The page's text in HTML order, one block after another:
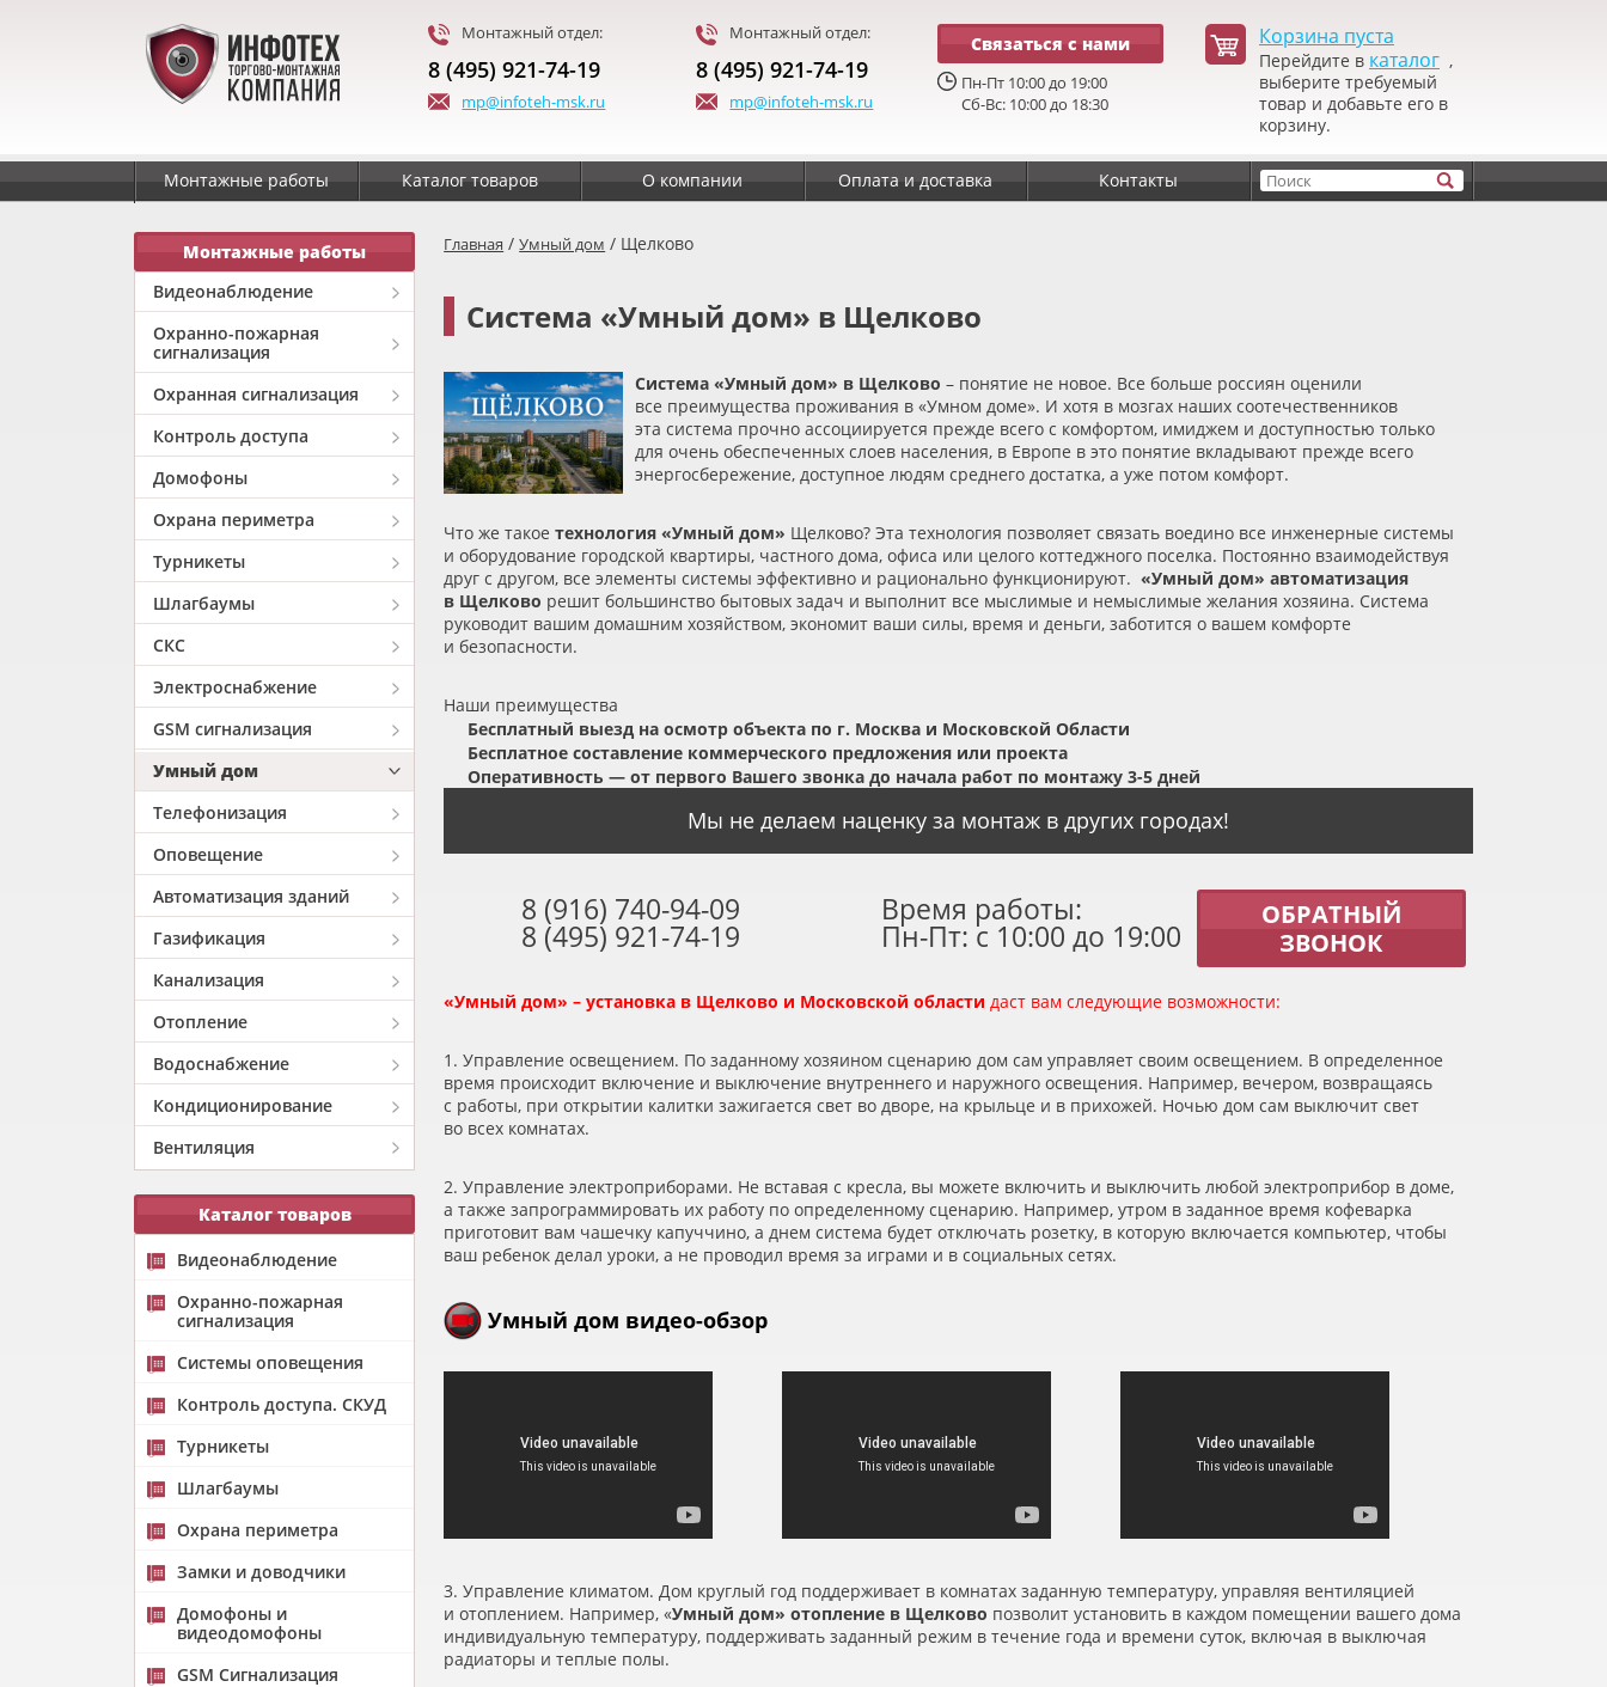
Монтажный отдел:
8 (495) 921-74-19
mp@infoteh-msk.ru
Монтажный отдел:
8 (495) 921-74-19
mp@infoteh-msk.ru
Связаться с нами
Пн-Пт 10:00 до 19:00
Сб-Вс: 10:00 до 18:30
Корзина пуста
Перейдите в каталог ,
выберите требуемый
товар и добавьте его в
корзину.
Монтажные работы Каталог товаров О компании Оплата и доставка Контакты
Монтажные работы
Видеонаблюдение
Охранно-пожарная
сигнализация
Охранная сигнализация
Контроль доступа
Домофоны
Охрана периметра
Турникеты
Шлагбаумы
СКС
Электроснабжение
GSM сигнализация
Умный дом
Телефонизация
Оповещение
Автоматизация зданий
Газификация
Канализация
Отопление
Водоснабжение
Кондиционирование
Вентиляция
Каталог товаров
Видеонаблюдение
Охранно-пожарная
сигнализация
Системы оповещения
Контроль доступа. СКУД
Турникеты
Шлагбаумы
Охрана периметра
Замки и доводчики
Домофоны и
видеодомофоны
GSM Сигнализация
Главная /Умный дом / Щелково
Система «Умный дом» в Щелково
Система «Умный дом» в Щелково– понятие не новое. Все больше россиян оценили
все преимущества проживания в «Умном доме». И хотя в мозгах наших соотечественников
эта система прочно ассоциируется прежде всего с комфортом, имиджем и доступностью только
для очень обеспеченных слоев населения, в Европе в это понятие вкладывают прежде всего
энергосбережение, доступное людям среднего достатка, а уже потом комфорт.
Что же такоетехнология «Умный дом» Щелково? Эта технология позволяет связать воедино все инженерные системы
и оборудование городской квартиры, частного дома, офиса или целого коттеджного поселка. Постоянно взаимодействуя
друг с другом, все элементы системы эффективно и рационально функционируют. «Умный дом» автоматизация
в Щелково решит большинство бытовых задач и выполнит все мыслимые и немыслимые желания хозяина. Система
руководит вашим домашним хозяйством, экономит ваши силы, время и деньги, заботится о вашем комфорте
и безопасности.
Наши преимущества
Бесплатный выезд на осмотр объекта по г. Москва и Московской Области
Бесплатное составление коммерческого предложения или проекта
Оперативность — от первого Вашего звонка до начала работ по монтажу 3-5 дней
Мы не делаем наценку за монтаж в других городах!
8 (916) 740-94-09
8 (495) 921-74-19
Время работы:
Пн-Пт: с 10:00 до 19:00
ОБРАТНЫЙ
ЗВОНОК
«Умный дом» – установка в Щелково и Московской области даст вам следующие возможности:
1. Управление освещением. По заданному хозяином сценарию дом сам управляет своим освещением. В определенное
время происходит включение и выключение внутреннего и наружного освещения. Например, вечером, возвращаясь
с работы, при открытии калитки зажигается свет во дворе, на крыльце и в прихожей. Ночью дом сам выключит свет
во всех комнатах.
2. Управление электроприборами. Не вставая с кресла, вы можете включить и выключить любой электроприбор в доме,
а также запрограммировать их работу по определенному сценарию. Например, утром в заданное время кофеварка
приготовит вам чашечку капуччино, а днем система будет отключать розетку, в которую включается компьютер, чтобы
ваш ребенок делал уроки, а не проводил время за играми и в социальных сетях.
Умный дом видео-обзор
3. Управление климатом. Дом круглый год поддерживает в комнатах заданную температуру, управляя вентиляцией
и отоплением. Например, «Умный дом» отопление в Щелково позволит установить в каждом помещении вашего дома
индивидуальную температуру, поддерживать заданный режим в течение года и времени суток, включая в выключая
радиаторы и теплые полы.